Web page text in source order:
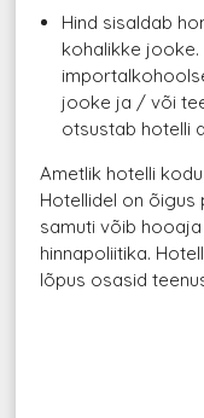
Hind sisaldab
kohalikke jooke.
jooke ja / või
otsustab hotelli
Ametlik hotelli
Hotellidel on õigus
samuti võib
hinnapoliitika.
lõpus osasid